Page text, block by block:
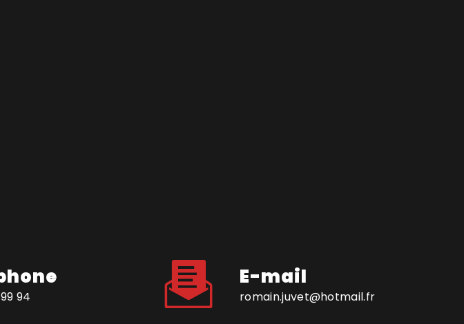
94
E-mail
romain.juvet@hotmail.fr